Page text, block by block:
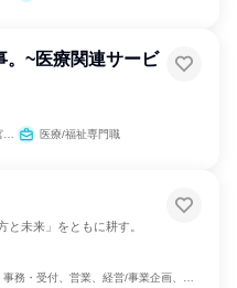
。~医療関連サービ
縄県 医療/福祉専門職
と未来」をともに耕す。
、医療/福祉専門職、SCM/生産管理/購買/物流、人事、総務、組織運営管理・公務員・事務系職種